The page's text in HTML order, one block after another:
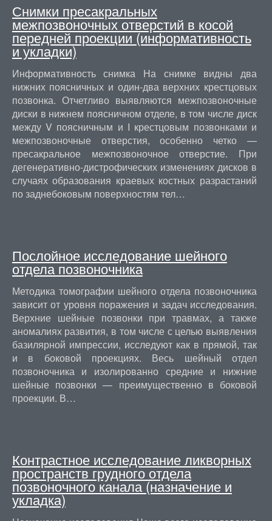
Снимки пресакральных
межпозвоночных отверстий в косой
передней проекции (информативность
и укладки)
Информативность снимка На снимке видны два
нижних поясничных и один-два верхних крестцовых
позвонка. Отчетливо выявляются межпозвоночные
диски в нижнем поясничном отделе, в том числе диск
между V поясничным и I крестцовым позвонками и
межпозвоночные отверстия, особенно четко —
пресакральное межпозвоночное отверстие. При
дегенеративно-дистрофических изменениях дисков в
случаях образования краевых костных разрастаний
по заднебоковым поверхностям тел…
Послойное исследование шейного
отдела позвоночника
Методика томографии шейного отдела позвоночника
зависит от уровня поражения и задач исследования.
Верхние шейные позвонки при травмах, а также
аномалиях развития, в том числе с целью выявления
базилярной импрессии, исследуют как в прямой, так
и в боковой проекциях. Весь шейный отдел
позвоночника и изолированно средние и нижние
шейные позвонки — преимущественно в боковой
проекции. В…
Контрастное исследование ликворных
пространств грудного отдела
позвоночного канала (назначение и
укладка)